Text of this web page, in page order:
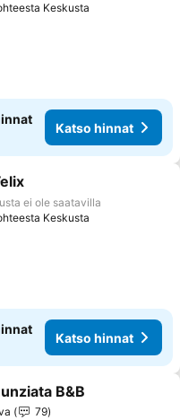
Keskusta
Katso hinnat
suosikkeihin
ei ole saatavilla
Keskusta
Katso hinnat
suosikkeihin
B&B
79